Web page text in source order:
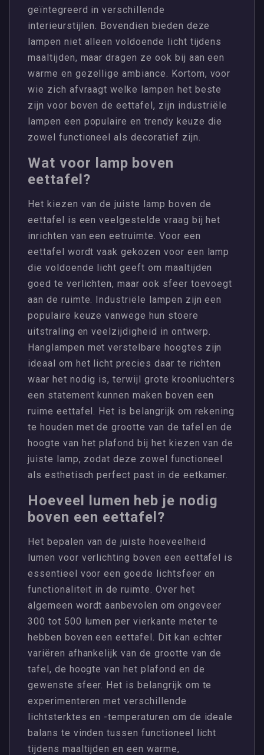
geïntegreerd in verschillende
interieurstijlen. Bovendien bieden deze
lampen niet alleen voldoende licht tijdens
maaltijden, maar dragen ze ook bij aan een
warme en gezellige ambiance. Kortom, voor
wie zich afvraagt welke lampen het beste
zijn voor boven de eettafel, zijn industriële
lampen een populaire en trendy keuze die
zowel functioneel als decoratief zijn.
Wat voor lamp boven
eettafel?
Het kiezen van de juiste lamp boven de
eettafel is een veelgestelde vraag bij het
inrichten van een eetruimte. Voor een
eettafel wordt vaak gekozen voor een lamp
die voldoende licht geeft om maaltijden
goed te verlichten, maar ook sfeer toevoegt
aan de ruimte. Industriële lampen zijn een
populaire keuze vanwege hun stoere
uitstraling en veelzijdigheid in ontwerp.
Hanglampen met verstelbare hoogtes zijn
ideaal om het licht precies daar te richten
waar het nodig is, terwijl grote kroonluchters
een statement kunnen maken boven een
ruime eettafel. Het is belangrijk om rekening
te houden met de grootte van de tafel en de
hoogte van het plafond bij het kiezen van de
juiste lamp, zodat deze zowel functioneel
als esthetisch perfect past in de eetkamer.
Hoeveel lumen heb je nodig
boven een eettafel?
Het bepalen van de juiste hoeveelheid
lumen voor verlichting boven een eettafel is
essentieel voor een goede lichtsfeer en
functionaliteit in de ruimte. Over het
algemeen wordt aanbevolen om ongeveer
300 tot 500 lumen per vierkante meter te
hebben boven een eettafel. Dit kan echter
variëren afhankelijk van de grootte van de
tafel, de hoogte van het plafond en de
gewenste sfeer. Het is belangrijk om te
experimenteren met verschillende
lichtsterktes en -temperaturen om de ideale
balans te vinden tussen functioneel licht
tijdens maaltijden en een warme,